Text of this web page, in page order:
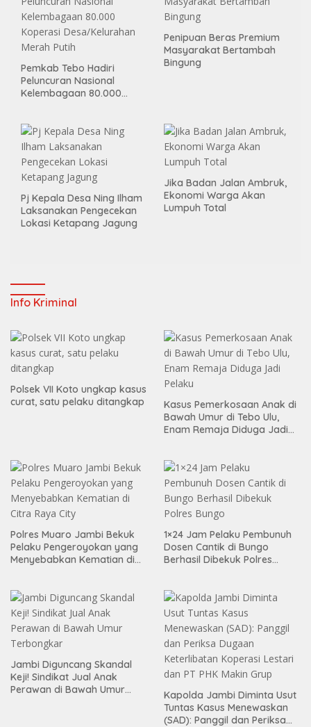
Pemkab Tebo Hadiri
Peluncuran Nasional
Kelembagaan 80.000
Penipuan Beras Premium
Masyarakat Bertambah
Bingung
Pj Kepala Desa Ning Ilham
Laksanakan Pengecekan
Lokasi Ketapang Jagung
Jika Badan Jalan Ambruk,
Ekonomi Warga Akan
Lumpuh Total
Info Kriminal
Polsek VII Koto ungkap kasus
curat, satu pelaku ditangkap
Kasus Pemerkosaan Anak di
Bawah Umur di Tebo Ulu,
Enam Remaja Diduga Jadi
Polres Muaro Jambi Bekuk
Pelaku Pengeroyokan yang
Menyebabkan Kematian di
1×24 Jam Pelaku Pembunuh
Dosen Cantik di Bungo
Berhasil Dibekuk Polres
Jambi Diguncang Skandal
Keji! Sindikat Jual Anak
Perawan di Bawah Umur
Kapolda Jambi Diminta Usut
Tuntas Kasus Menewaskan
(SAD): Panggil dan Periksa